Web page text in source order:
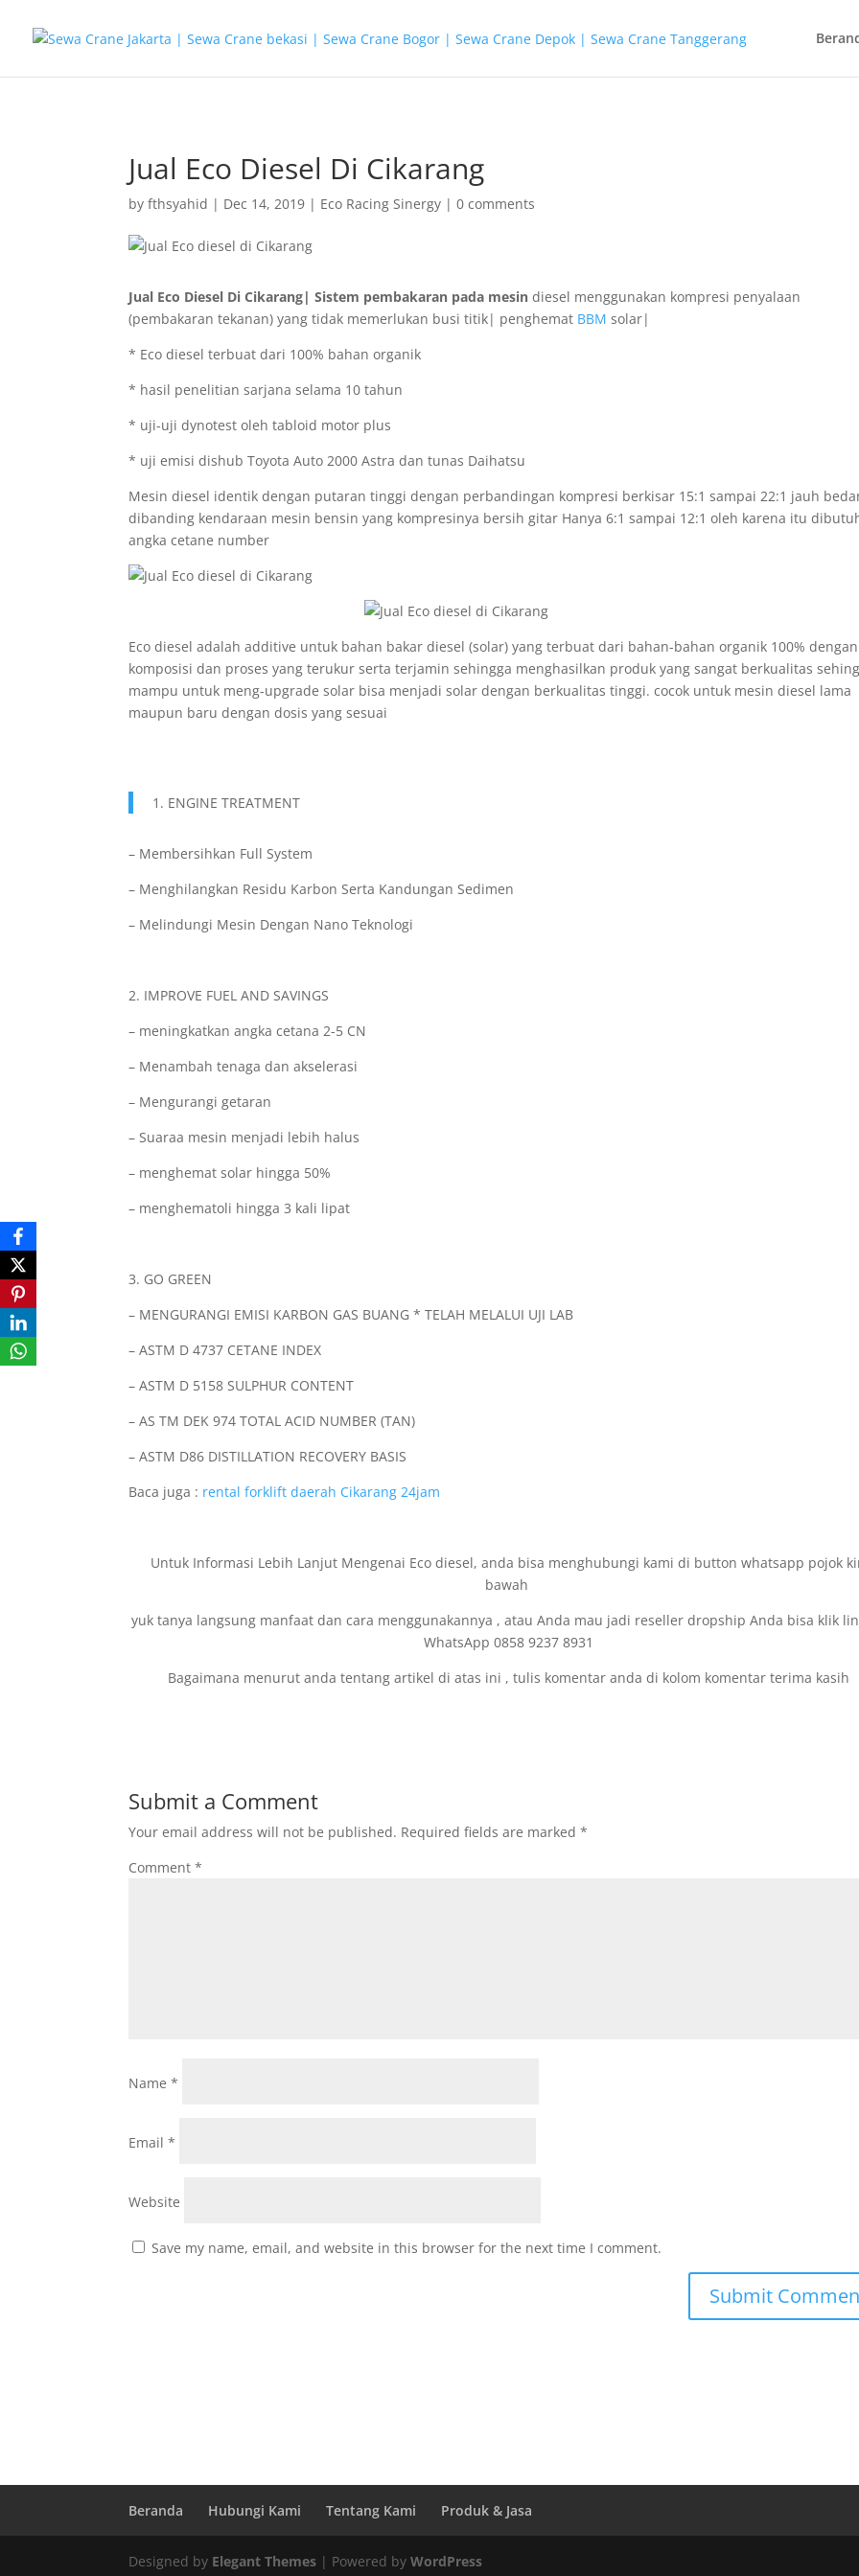
Jual Eco Diesel Di Cikarang
byfthsyahid | Dec 14, 2019 | Eco Racing Sinergy |0 comments
Jual Eco Diesel Di Cikarang| Sistem pembakaran pada mesindiesel menggunakan kompresi penyalaan
(pembakaran tekanan) yang tidak memerlukan busi titik| penghemat BBM solar|
* Eco diesel terbuat dari 100% bahan organik
* hasil penelitian sarjana selama 10 tahun
* uji-uji dynotest oleh tabloid motor plus
* uji emisi dishub Toyota Auto 2000 Astra dan tunas Daihatsu
Mesin diesel identik dengan putaran tinggi dengan perbandingan kompresi berkisar 15:1 sampai 22:1 jauh
dibanding kendaraan mesin bensin yang kompresinya bersih gitar Hanya 6:1 sampai 12:1 oleh karena itu
angka cetane number
Eco diesel adalah additive untuk bahan bakar diesel (solar) yang terbuat dari bahan-bahan organik 100% dengan
komposisi dan proses yang terukur serta terjamin sehingga menghasilkan produk yang sangat berkualitas
mampu untuk meng-upgrade solar bisa menjadi solar dengan berkualitas tinggi. cocok untuk mesin diesel lama
maupun baru dengan dosis yang sesuai
1. ENGINE TREATMENT
– Membersihkan Full System
– Menghilangkan Residu Karbon Serta Kandungan Sedimen
– Melindungi Mesin Dengan Nano Teknologi
2. IMPROVE FUEL AND SAVINGS
– meningkatkan angka cetana 2-5 CN
– Menambah tenaga dan akselerasi
– Mengurangi getaran
– Suaraa mesin menjadi lebih halus
– menghemat solar hingga 50%
– menghematoli hingga 3 kali lipat
3. GO GREEN
– MENGURANGI EMISI KARBON GAS BUANG * TELAH MELALUI UJI LAB
– ASTM D 4737 CETANE INDEX
– ASTM D 5158 SULPHUR CONTENT
– AS TM DEK 974 TOTAL ACID NUMBER (TAN)
– ASTM D86 DISTILLATION RECOVERY BASIS
Baca juga : rental forklift daerah Cikarang 24jam
Untuk Informasi Lebih Lanjut Mengenai Eco diesel, anda bisa menghubungi kami di button whatsapp pojok
bawah
yuk tanya langsung manfaat dan cara menggunakannya , atau Anda mau jadi reseller dropship Anda bisa klik
WhatsApp 0858 9237 8931
Bagaimana menurut anda tentang artikel di atas ini , tulis komentar anda di kolom komentar terima kasih
Submit a Comment
Your email address will not be published. Required fields are marked*
Comment*
Name*
Email*
Website
Save my name, email, and website in this browser for the next time I comment.
Beranda Hubungi Kami Tentang Kami Produk & Jasa
Designed by Elegant Themes | Powered byWordPress